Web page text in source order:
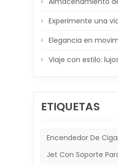
Experimente una vida de cigarros de lujo: Humidor de madera XIFEI
Elegancia en movimiento: Humidor de viaje XIFEI y
Viaje con estilo: lujosa cigarrera de XIFEI y
ETIQUETAS
Encendedor De
Jet Con Soporte